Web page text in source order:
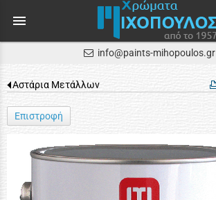
menu
info@paints-mihopoulos.gr
Αστάρια Μετάλλων
Επιστροφή